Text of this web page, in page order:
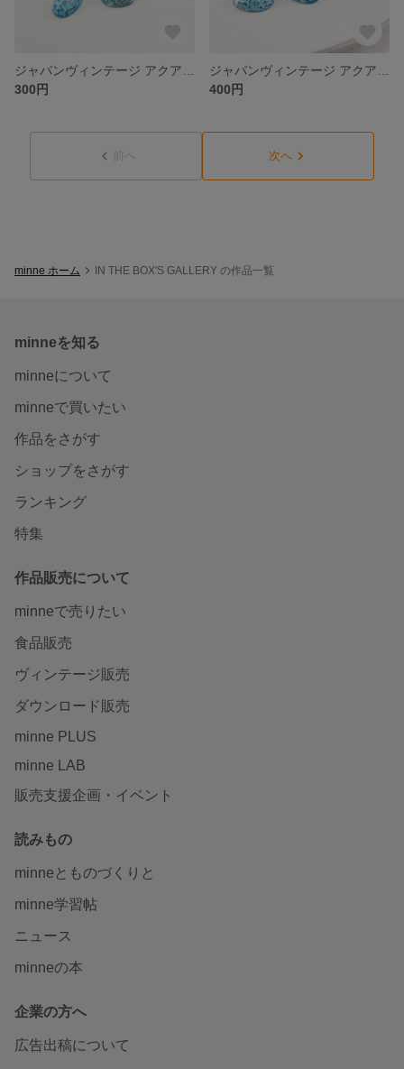
300円
400円
前へ 次へ
minne ホーム IN THE BOX'S GALLERY の作品一覧
minneを知る
minneについて
minneで買いたい
作品をさがす
ショップをさがす
ランキング
特集
作品販売について
minneで売りたい
食品販売
ヴィンテージ販売
ダウンロード販売
minne PLUS
minne LAB
販売支援企画・イベント
読みもの
minneとものづくりと
minne学習帖
ニュース
minneの本
企業の方へ
広告出稿について